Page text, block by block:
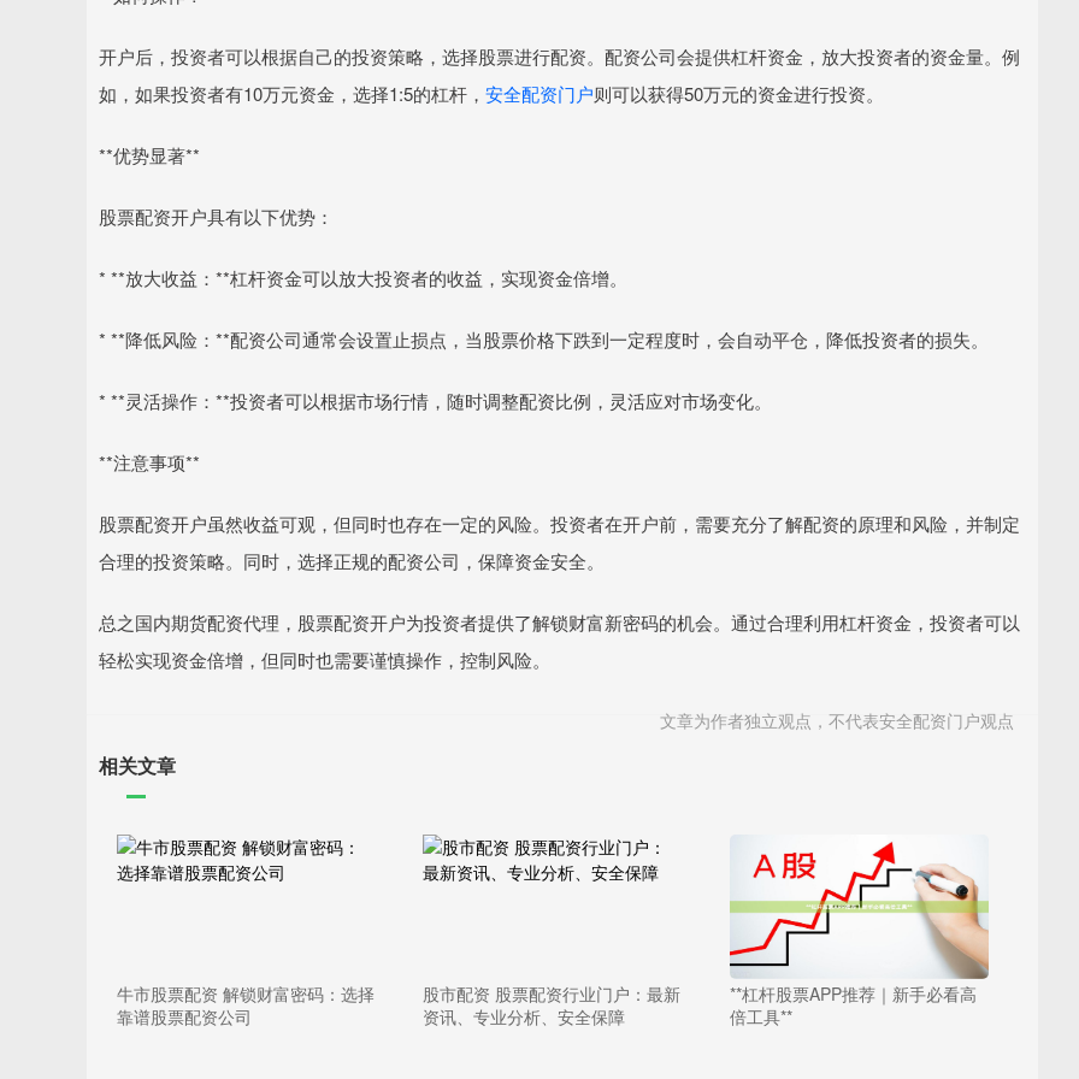
开户后，投资者可以根据自己的投资策略，选择股票进行配资。配资公司会提供杠杆资金，放大投资者的资金量。例
如，如果投资者有10万元资金，选择1:5的杠杆， 安全配资门户则可以获得50万元的资金进行投资。
**优势显著**
股票配资开户具有以下优势：
* **放大收益：**杠杆资金可以放大投资者的收益，实现资金倍增。
* **降低风险：**配资公司通常会设置止损点，当股票价格下跌到一定程度时，会自动平仓，降低投资者的损失。
* **灵活操作：**投资者可以根据市场行情，随时调整配资比例，灵活应对市场变化。
**注意事项**
股票配资开户虽然收益可观，但同时也存在一定的风险。投资者在开户前，需要充分了解配资的原理和风险，并制定
合理的投资策略。同时，选择正规的配资公司，保障资金安全。
总之国内期货配资代理，股票配资开户为投资者提供了解锁财富新密码的机会。通过合理利用杠杆资金，投资者可以
轻松实现资金倍增，但同时也需要谨慎操作，控制风险。
文章为作者独立观点，不代表安全配资门户观点
相关文章
牛市股票配资 解锁财富密码：选择
靠谱股票配资公司
股市配资 股票配资行业门户：最新
资讯、专业分析、安全保障
**杠杆股票APP推荐｜新手必看高
倍工具**